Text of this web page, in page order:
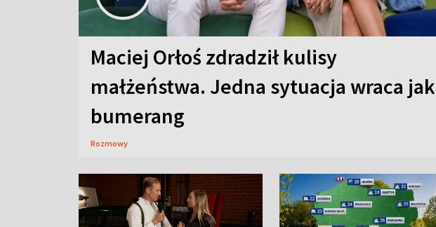
Maciej Orłoś zdradził kulisy
małżeństwa. Jedna sytuacja wraca jak
bumerang
Rozmowy